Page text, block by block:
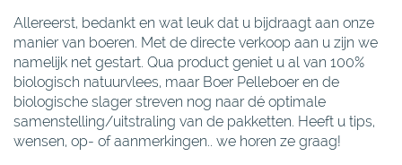
Allereerst, bedankt en wat leuk dat u bijdraagt aan onze
manier van boeren. Met de directe verkoop aan u zijn we
namelijk net gestart. Qua product geniet u al van 100%
biologisch natuurvlees, maar Boer Pelleboer en de
biologische slager streven nog naar dé optimale
samenstelling/uitstraling van de pakketten. Heeft u tips,
wensen, op- of aanmerkingen.. we horen ze graag!